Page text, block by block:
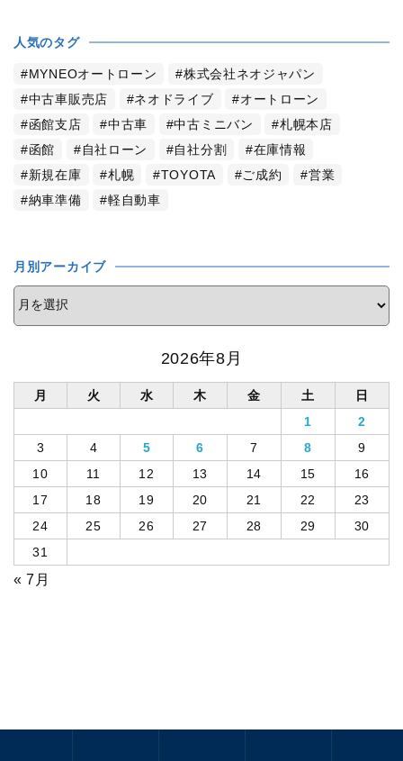
人気のタグ
MYNEOオートローン
株式会社ネオジャパン
中古車販売店
ネオドライブ
オートローン
函館支店
中古車 中古ミニバン
札幌本店
函館
自社ローン 自社分割
在庫情報
新規在庫
札幌 TOYOTA ご成約
営業
納車準備
軽自動車
月別アーカイブ
2026年8月
月 火 水 木 金 土
日
1
2
3
4 5 6 7 8
9
10
11 12 13 14 15
16
17
18 19 20 21 22
23
24
25 26 27 28 29
30
31
« 7月